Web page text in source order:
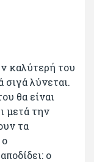
καλύτερή του
σιγά λύνεται.
θα είναι
μετά την
τα
ο